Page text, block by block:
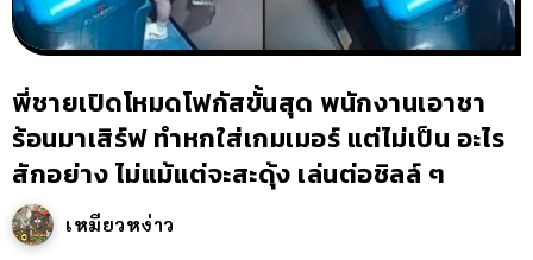
พี่ชายเปิดโหมดโฟกัสขั้นสุด พนักงานเอาชา
ร้อนมาเสิร์ฟ ทำหกใส่เกมเมอร์ แต่ไม่เป็น อะไร
สักอย่าง ไม่แม้แต่จะสะดุ้ง เล่นต่อชิลล์ ๆ
เหมียวหง่าว